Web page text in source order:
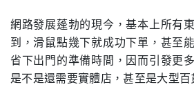
網路發展蓬勃的現今，基本上所有
到，滑鼠點幾下就成功下單，甚至
省下出門的準備時間，因而引發更
是不是還需要實體店，甚至是大型百